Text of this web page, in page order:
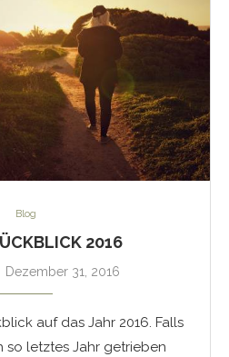
Blog
2016
Dezember 31, 2016
auf das Jahr 2016. Falls
so letztes Jahr getrieben